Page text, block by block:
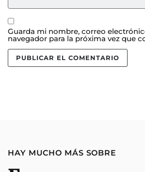
Guarda mi nombre, correo
navegador para la próxima vez que
HAY MUCHO MÁS SOBRE